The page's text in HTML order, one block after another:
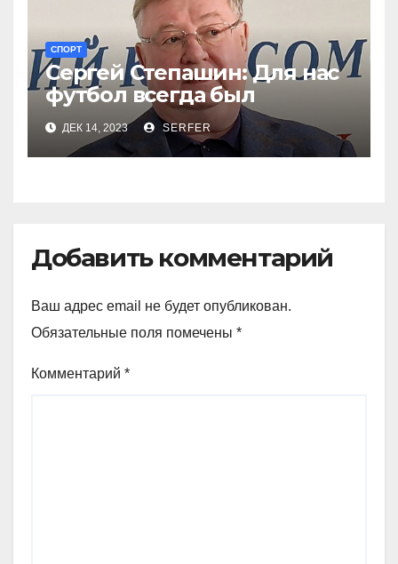
СПОРТ
Сергей Степашин: Для нас
футбол всегда был
праздником
ДЕК 14, 2023 SERFER
Добавить комментарий
Ваш адрес email не будет опубликован.
Обязательные поля помечены *
Комментарий *